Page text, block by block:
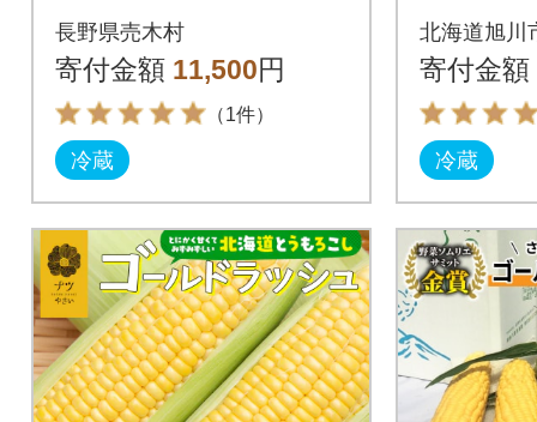
もろこし「ゴールド
ラッシュ」10本入り
長野県売木村
寄付金額 11,500円
（1件）
冷蔵
な甘さ
果肉ゴ
ュ12本
北海道旭川
寄付金額
冷蔵